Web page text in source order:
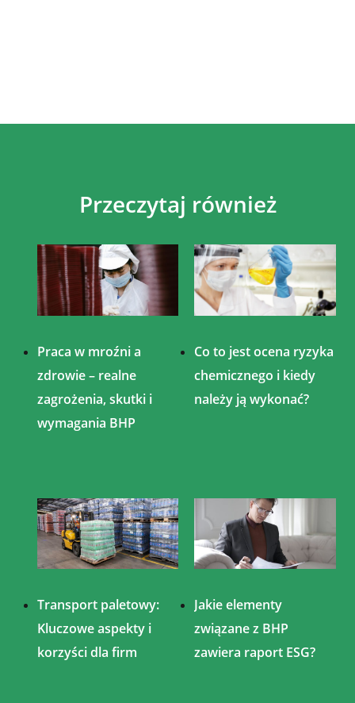
Przeczytaj również
Praca w mroźni a
zdrowie – realne
zagrożenia, skutki i
wymagania BHP
Co to jest ocena ryzyka
chemicznego i kiedy
należy ją wykonać?
Transport paletowy:
Kluczowe aspekty i
korzyści dla firm
Jakie elementy
związane z BHP
zawiera raport ESG?